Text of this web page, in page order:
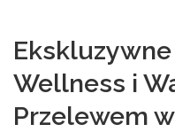
KONTAKT
Wellness i
Przelewem